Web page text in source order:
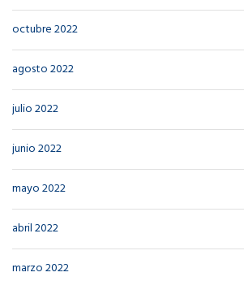
octubre 2022
agosto 2022
julio 2022
junio 2022
mayo 2022
abril 2022
marzo 2022